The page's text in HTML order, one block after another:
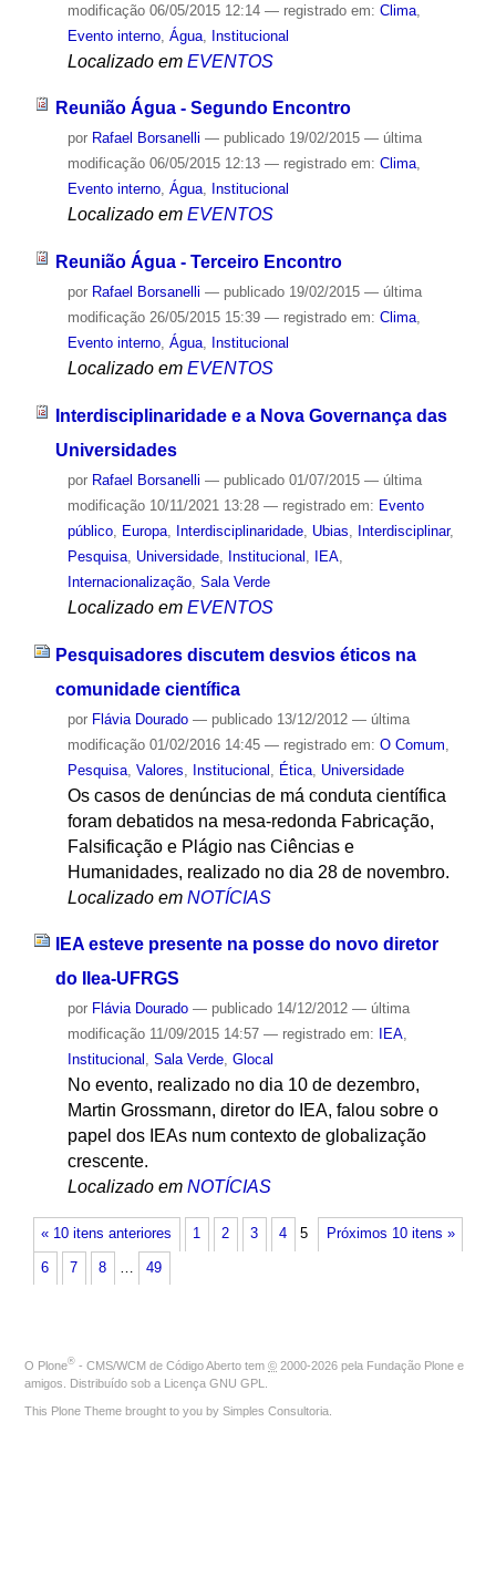
modificação06/05/2015 12:14 — registrado em: Clima,
Evento interno, Água, Institucional
Localizado em EVENTOS
Reunião Água - Segundo Encontro
por Rafael Borsanelli — publicado19/02/2015 — última
modificação06/05/2015 12:13 — registrado em: Clima,
Evento interno, Água, Institucional
Localizado em EVENTOS
Reunião Água - Terceiro Encontro
por Rafael Borsanelli — publicado19/02/2015 — última
modificação26/05/2015 15:39 — registrado em: Clima,
Evento interno, Água, Institucional
Localizado em EVENTOS
Interdisciplinaridade e a Nova Governança das
Universidades
por Rafael Borsanelli — publicado01/07/2015 — última
modificação10/11/2021 13:28 — registrado em: Evento
público, Europa, Interdisciplinaridade, Ubias Interdisciplinar,
Pesquisa, Universidade, Institucional IEA,
Internacionalização, Sala Verde
Localizado em EVENTOS
Pesquisadores discutem desvios éticos na
comunidade científica
por Flávia Dourado — publicado13/12/2012 — última
modificação01/02/2016 14:45 — registrado em: O Comum
Pesquisa, Valores Institucional Ética, Universidade
Os casos de denúncias de má conduta científica
foram debatidos na mesa-redonda Fabricação,
Falsificação e Plágio nas Ciências e
Humanidades, realizado no dia 28 de novembro.
Localizado em NOTÍCIAS
IEA esteve presente na posse do novo diretor
do Ilea-UFRGS
por Flávia Dourado — publicado14/12/2012 — última
modificação11/09/2015 14:57 — registrado em: IEA,
Institucional , Sala Verde, Glocal
No evento, realizado no dia 10 de dezembro,
Martin Grossmann, diretor do IEA, falou sobre o
papel dos IEAs num contexto de globalização
crescente.
Localizado em NOTÍCIAS
« 10 itens anteriores Próximos 10 itens »
1 2 3 4 5
6 7 8 … 49
O Plone® - CMS/WCM de Código Aberto tem © 2000-2026 pela Fundação Plone e
amigos. Distribuído sob a Licença GNU GPL
This Plone Theme brought to you by Simples Consultoria